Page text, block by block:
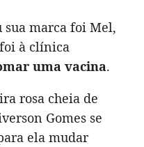
sua marca foi Mel,
à clínica
uma vacina.
rosa cheia de
Gomes se
ela mudar